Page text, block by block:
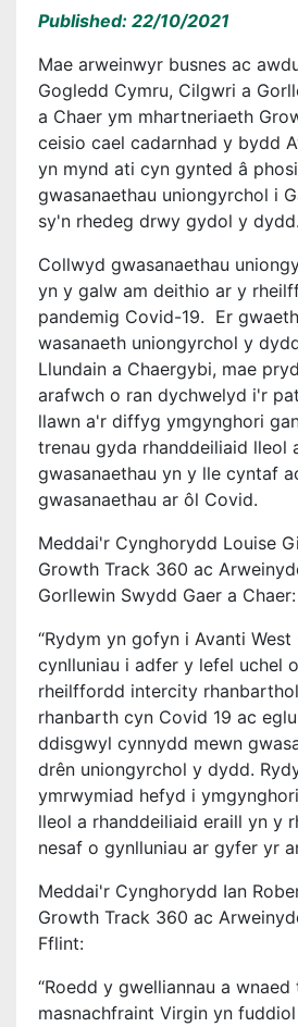
Published: 22/10/2021
Mae arweinwyr busnes ac
Gogledd Cymru, Cilgwri a
a Chaer ym mhartneriaeth
ceisio cael cadarnhad y bydd
yn mynd ati cyn gynted â
gwasanaethau uniongyrchol i
sy'n rhedeg drwy gydol y dydd.
Collwyd gwasanaethau
yn y galw am deithio ar y
pandemig Covid-19. Er
wasanaeth uniongyrchol y
Llundain a Chaergybi, mae
arafwch o ran dychwelyd i'r
llawn a'r diffyg ymgynghori
trenau gyda rhanddeiliaid lleol
gwasanaethau yn y lle cyntaf
gwasanaethau ar ôl Covid.
Meddai'r Cynghorydd Louise
Growth Track 360 ac
Gorllewin Swydd Gaer a Chaer:
“Rydym yn gofyn i Avanti
cynlluniau i adfer y lefel uchel
rheilffordd intercity
rhanbarth cyn Covid 19 ac
ddisgwyl cynnydd mewn
drên uniongyrchol y dydd.
ymrwymiad hefyd i
lleol a rhanddeiliaid eraill yn y
nesaf o gynlluniau ar gyfer yr
Meddai'r Cynghorydd Ian
Growth Track 360 ac
Fflint:
“Roedd y gwelliannau a
masnachfraint Virgin yn